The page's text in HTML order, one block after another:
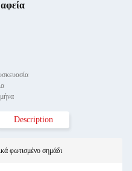
Description
φωτισμένο σημάδι